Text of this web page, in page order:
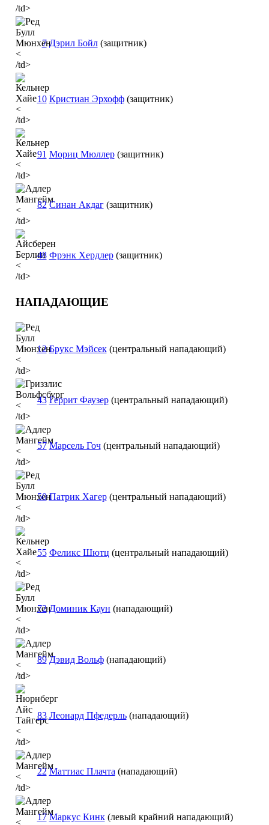
/td>
<
/td>
7 Дэрил Бойл (защитник)
<
/td>
10 Кристиан Эрхофф (защитник)
<
/td>
91 Мориц Мюллер (защитник)
<
/td>
82 Синан Акдаг (защитник)
<
/td>
48 Фрэнк Хердлер (защитник)
НАПАДАЮЩИЕ
<
/td>
12 Брукс Мэйсек (центральный нападающий)
<
/td>
43 Геррит Фаузер (центральный нападающий)
<
/td>
57 Марсель Гоч (центральный нападающий)
<
/td>
50 Патрик Хагер (центральный нападающий)
<
/td>
55 Феликс Шютц (центральный нападающий)
<
/td>
72 Доминик Каун (нападающий)
<
/td>
89 Дэвид Вольф (нападающий)
<
/td>
83 Леонард Пфедерль (нападающий)
<
/td>
22 Маттиас Плачта (нападающий)
<
17 Маркус Кинк (левый крайний нападающий)